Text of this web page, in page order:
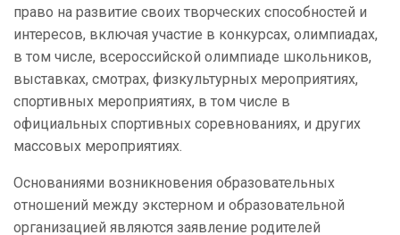
право на развитие своих творческих способностей и
интересов, включая участие в конкурсах, олимпиадах,
в том числе, всероссийской олимпиаде школьников,
выставках, смотрах, физкультурных мероприятиях,
спортивных мероприятиях, в том числе в
официальных спортивных соревнованиях, и других
массовых мероприятиях.
Основаниями возникновения образовательных
отношений между экстерном и образовательной
организацией являются заявление родителей